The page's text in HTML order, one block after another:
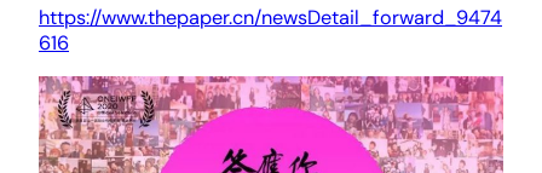
https://www.thepaper.cn/newsDetail_forward_9474
616